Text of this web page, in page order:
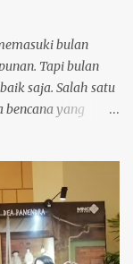
bulan
Tapi bulan
saja. Salah satu
yang
trenyuh
tidak
Ramadan
masih di
wajib banget